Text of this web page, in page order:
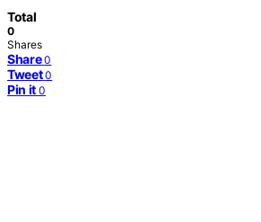
Total
0
Shares
Share 0
Tweet 0
Pin it 0